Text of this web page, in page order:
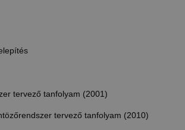
tervező tanfolyam (2001)
tervező tanfolyam (2010)